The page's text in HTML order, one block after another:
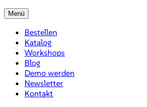
Menü
Bestellen
Katalog
Workshops
Blog
Demo werden
Newsletter
Kontakt